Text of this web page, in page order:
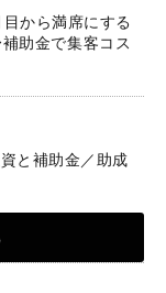
から満席にする
助金で集客コス
と補助金／助成